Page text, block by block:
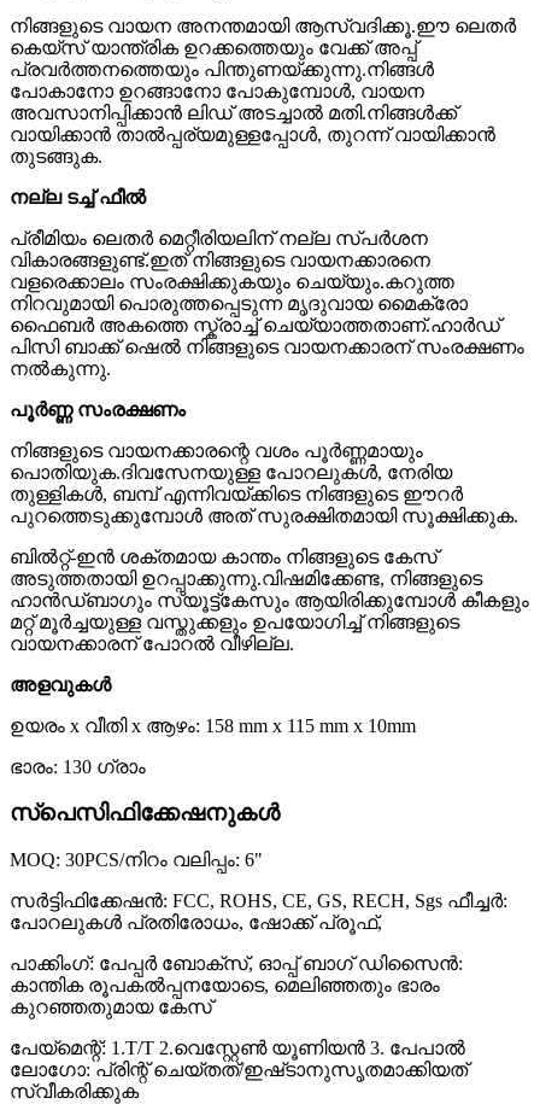
നിങ്ങളുടെ വായന അനന്തമായി ആസ്വദിക്കൂ.ഈ ലെതർ
കെയ്‌സ് യാന്ത്രിക ഉറക്കത്തെയും വേക്ക് അപ്പ്
പ്രവർത്തനത്തെയും പിന്തുണയ്ക്കുന്നു.നിങ്ങൾ
പോകാനോ ഉറങ്ങാനോ പോകുമ്പോൾ, വായന
അവസാനിപ്പിക്കാൻ ലിഡ് അടച്ചാൽ മതി.നിങ്ങൾക്ക്
വായിക്കാൻ താൽപ്പര്യമുള്ളപ്പോൾ, തുറന്ന് വായിക്കാൻ
തുടങ്ങുക.
നല്ല ടച്ച് ഫീൽ
പ്രീമിയം ലെതർ മെറ്റീരിയലിന് നല്ല സ്പർശന
വികാരങ്ങളുണ്ട്.ഇത് നിങ്ങളുടെ വായനക്കാരനെ
വളരെക്കാലം സംരക്ഷിക്കുകയും ചെയ്യും.കറുത്ത
നിറവുമായി പൊരുത്തപ്പെടുന്ന മൃദുവായ മൈക്രോ
ഫൈബർ അകത്തെ സ്ക്രാച്ച് ചെയ്യാത്തതാണ്.ഹാർഡ്
പിസി ബാക്ക് ഷെൽ നിങ്ങളുടെ വായനക്കാരന് സംരക്ഷണം
നൽകുന്നു.
പൂർണ്ണ സംരക്ഷണം
നിങ്ങളുടെ വായനക്കാരന്റെ വശം പൂർണ്ണമായും
പൊതിയുക.ദിവസേനയുള്ള പോറലുകൾ, നേരിയ
തുള്ളികൾ, ബമ്പ് എന്നിവയ്ക്കിടെ നിങ്ങളുടെ ഈറർ
പുറത്തെടുക്കുമ്പോൾ അത് സുരക്ഷിതമായി സൂക്ഷിക്കുക.
ബിൽറ്റ്-ഇൻ ശക്തമായ കാന്തം നിങ്ങളുടെ കേസ്
അടുത്തതായി ഉറപ്പാക്കുന്നു.വിഷമിക്കേണ്ട, നിങ്ങളുടെ
ഹാൻഡ്‌ബാഗും സ്യൂട്ട്‌കേസും ആയിരിക്കുമ്പോൾ കീകളും
മറ്റ് മൂർച്ചയുള്ള വസ്തുക്കളും ഉപയോഗിച്ച് നിങ്ങളുടെ
വായനക്കാരന് പോറൽ വീഴില്ല.
അളവുകൾ
ഉയരം x വീതി x ആഴം: 158 mm x 115 mm x 10mm
ഭാരം: 130 ഗ്രാം
സ്പെസിഫിക്കേഷനുകൾ
MOQ: 30PCS/നിറം വലിപ്പം: 6"
സർട്ടിഫിക്കേഷൻ: FCC, ROHS, CE, GS, RECH, Sgs ഫീച്ചർ:
പോറലുകൾ പ്രതിരോധം, ഷോക്ക് പ്രൂഫ്,
പാക്കിംഗ്: പേപ്പർ ബോക്സ്, ഓപ്പ് ബാഗ് ഡിസൈൻ:
കാന്തിക രൂപകൽപ്പനയോടെ, മെലിഞ്ഞതും ഭാരം
കുറഞ്ഞതുമായ കേസ്
പേയ്‌മെന്റ്: 1.T/T 2.വെസ്റ്റേൺ യൂണിയൻ 3. പേപാൽ
ലോഗോ: പ്രിന്റ് ചെയ്‌തത്/ഇഷ്‌ടാനുസൃതമാക്കിയത്
സ്വീകരിക്കുക